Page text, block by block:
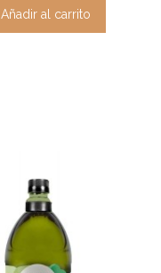
Añadir al carrito